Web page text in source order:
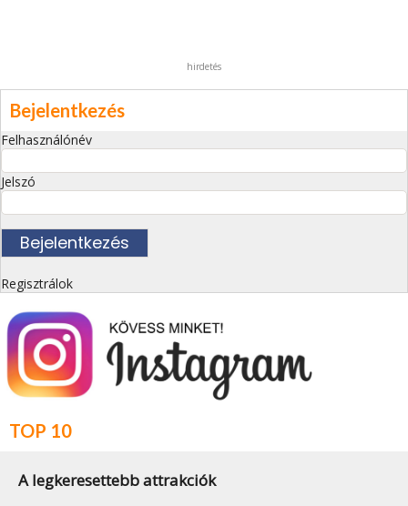
hirdetés
Bejelentkezés
Felhasználónév
Jelszó
Regisztrálok
TOP 10
A legkeresettebb attrakciók